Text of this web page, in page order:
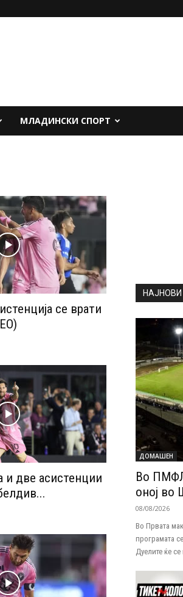
МЛАДИНСКИ СПОРТ
се врати
и две асистенции
НАЈНОВИ
ДОМАШЕН
Во ПМФЛ
оној во
08/08/2026
Во Првата
програмата
Дуелите ќе